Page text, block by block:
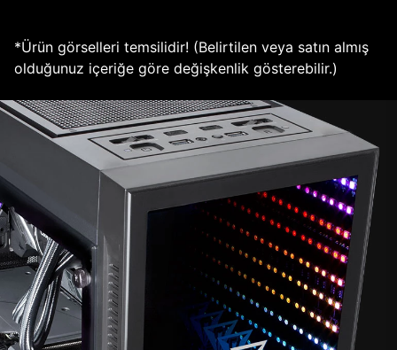
*Ürün görselleri temsilidir! (Belirtilen veya satın almış
olduğunuz içeriğe göre değişkenlik gösterebilir.)